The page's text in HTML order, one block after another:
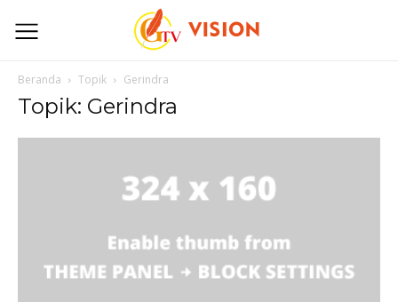
Beranda Topik Gerindra
Topik: Gerindra